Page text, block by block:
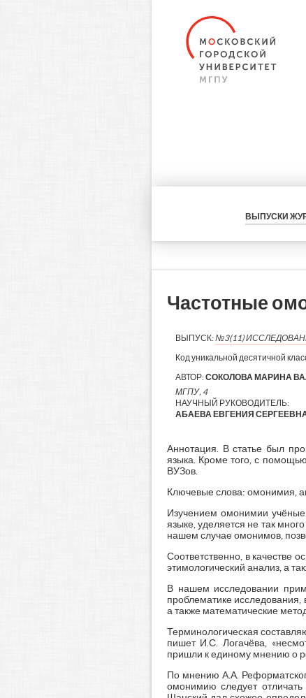
ВЫПУСКИ
Частотные
ВЫПУСК:№3(11)
Код уникальной десятичной
АВТОР:СОКОЛОВА МАРИНА
МГПУ, 4
НАУЧНЫЙ РУКОВОДИТЕЛЬ:
АБАЕВА ЕВГЕНИЯ
Аннотация. В статье был
языка. Кроме того, с
ВУЗов.
Ключевые слова: омонимия,
Изучением омонимии учёные
языке, уделяется не так
нашем случае омонимов,
Соответственно, в качестве
этимологический анализ, а
В нашем исследовании
проблематике
а также математические
Терминологическая
пишет И.С. Логачёва,
пришли к единому мнению о
По мнению А.А.
омонимию следует